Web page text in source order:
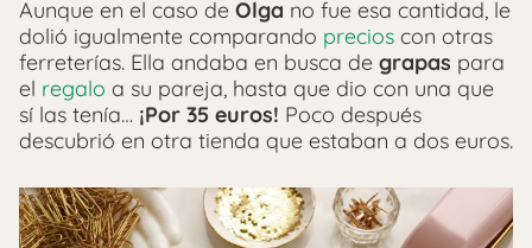
Aunque en el caso de Olga no fue esa cantidad, le
dolió igualmente comparando precios con otras
ferreterías. Ella andaba en busca de grapas para
el regalo a su pareja, hasta que dio con una que
sí las tenía… ¡Por 35 euros! Poco después
descubrió en otra tienda que estaban a dos euros.